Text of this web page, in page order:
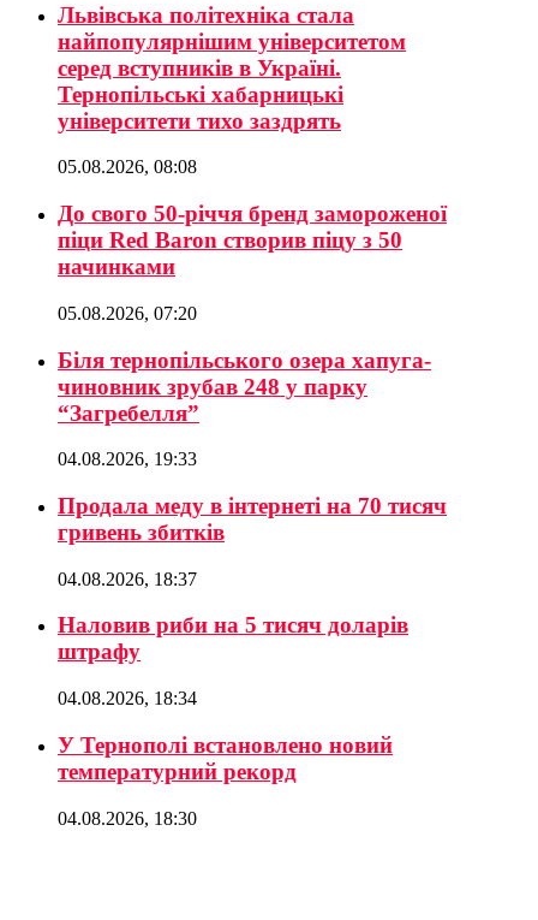
Львівська політехніка стала
найпопулярнішим університетом
серед вступників в Україні.
Тернопільські хабарницькі
університети тихо заздрять
05.08.2026, 08:08
До свого 50-річчя бренд замороженої
піци Red Baron створив піцу з 50
начинками
05.08.2026, 07:20
Біля тернопільського озера хапуга-
чиновник зрубав 248 у парку
“Загребелля”
04.08.2026, 19:33
Продала меду в інтернеті на 70 тисяч
гривень збитків
04.08.2026, 18:37
Наловив риби на 5 тисяч доларів
штрафу
04.08.2026, 18:34
У Тернополі встановлено новий
температурний рекорд
04.08.2026, 18:30